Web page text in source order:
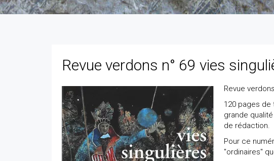
Revue verdons n° 69 vies
Revue verdons
120 pages
grande
de rédaction.
Pour ce
"ordinaires"